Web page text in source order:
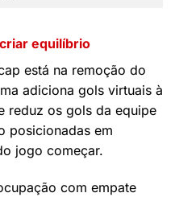
equilíbrio
está na remoção do
adiciona gols virtuais à
reduz os gols da equipe
posicionadas em
jogo começar.
com empate